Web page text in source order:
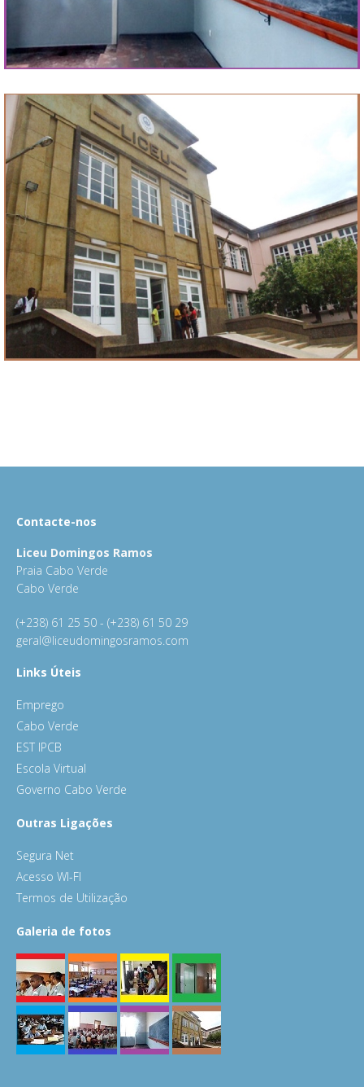
Contacte-nos
Liceu Domingos Ramos
Praia Cabo Verde
Cabo Verde
(+238) 61 25 50 - (+238) 61 50 29
geral@liceudomingosramos.com
Links Úteis
Emprego
Cabo Verde
EST IPCB
Escola Virtual
Governo Cabo Verde
Outras Ligações
Segura Net
Acesso WI-FI
Termos de Utilização
Galeria de fotos